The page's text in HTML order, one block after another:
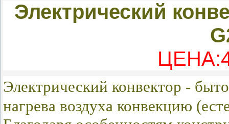
Электрический
Электрический конвектор -
нагрева воздуха конвекцию